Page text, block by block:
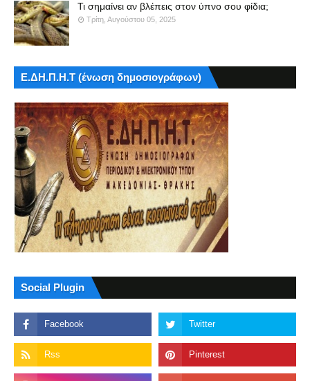
Τι σημαίνει αν βλέπεις στον ύπνο σου φίδια;
Τρίτη, Αυγούστου 05, 2025
Ε.ΔΗ.Π.Η.Τ (ένωση δημοσιογράφων)
Social Plugin